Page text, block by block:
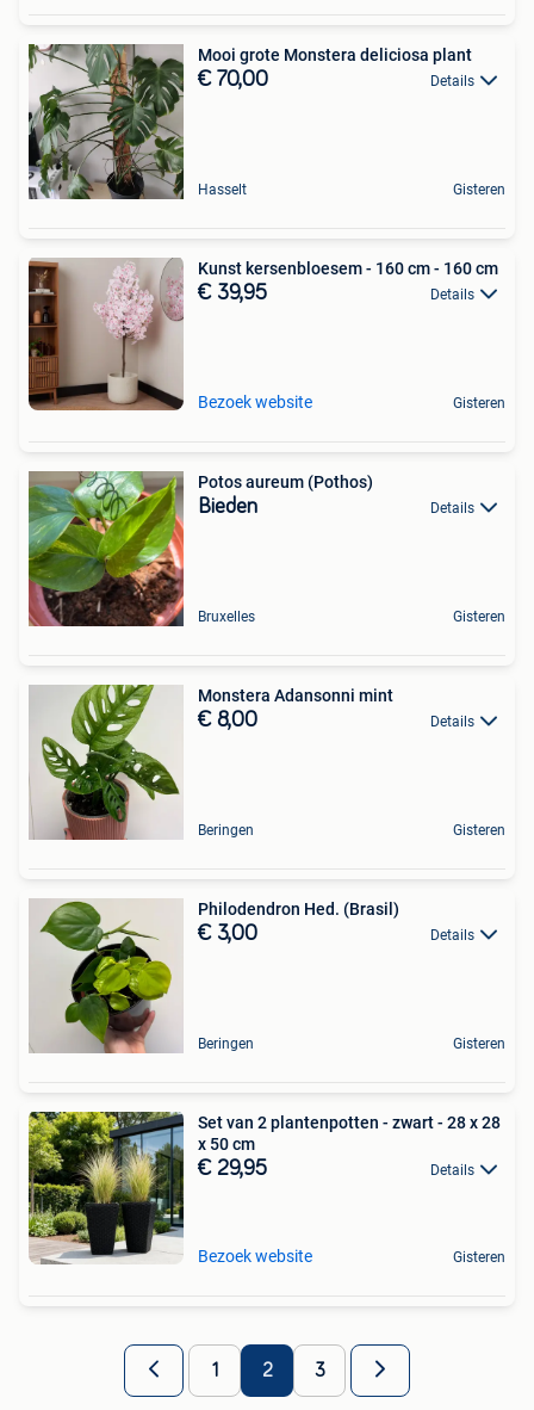
Mooi grote Monstera deliciosa plant
€ 70,00 Details
Hasselt Gisteren
Kunst kersenbloesem - 160 cm - 160 cm
€ 39,95 Details
Bezoek website Gisteren
Potos aureum (Pothos)
Bieden Details
Bruxelles Gisteren
Monstera Adansonni mint
€ 8,00 Details
Beringen Gisteren
Philodendron Hed. (Brasil)
€ 3,00 Details
Beringen Gisteren
Set van 2 plantenpotten - zwart - 28 x 28
x 50 cm
€ 29,95 Details
Bezoek website Gisteren
1 2 3